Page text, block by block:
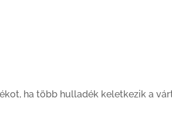
ha több hulladék keletkezik a